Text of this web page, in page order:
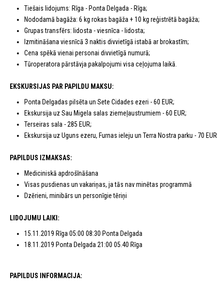
Tiešais lidojums: Rīga - Ponta Delgada - Rīga;
Nododamā bagāža: 6 kg rokas bagāža + 10 kg reģistrētā bagāža;
Grupas transfērs: lidosta - viesnīca - lidosta;
Izmitināšana viesnīcā 3 naktis divvietīgā istabā ar brokastīm;
Cena spēkā vienai personai divvietīgā numurā;
Tūroperatora pārstāvja pakalpojumi visa ceļojuma laikā.
EKSKURSIJAS PAR PAPILDU MAKSU:
Ponta Delgadas pilsēta un Sete Cidades ezeri - 60 EUR;
Ekskursija uz Sau Migela salas ziemeļaustrumiem - 60 EUR;
Terseiras sala - 285 EUR;
Ekskursija uz Uguns ezeru, Furnas ieleju un Terra Nostra parku - 70
PAPILDUS IZMAKSAS:
Mediciniskā apdrošīnāšana
Visas pusdienas un vakariņas, ja tās nav minētas programmā
Dzērieni, minibārs un personīgie tēriņi
LIDOJUMU LAIKI:
15.11.2019 Rīga 05:00 08:30 Ponta Delgada
18.11.2019 Ponta Delgada 21:00 05.40 Rīga
PAPILDUS INFORMACIJA: